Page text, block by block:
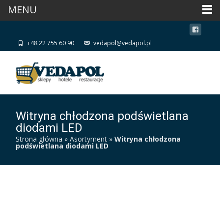
+48 22 755 60 90 vedapol@vedapol.pl
Witryna chłodzona podświetlana
diodami LED
Strona główna » Asortyment » Witryna chłodzona
podświetlana diodami LED
MENU